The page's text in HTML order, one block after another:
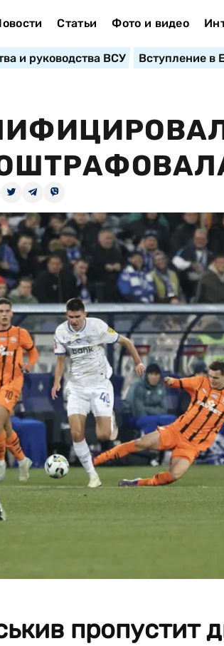
Статьи Фото и видео
и руководства ВСУ Вступление в
пропустит